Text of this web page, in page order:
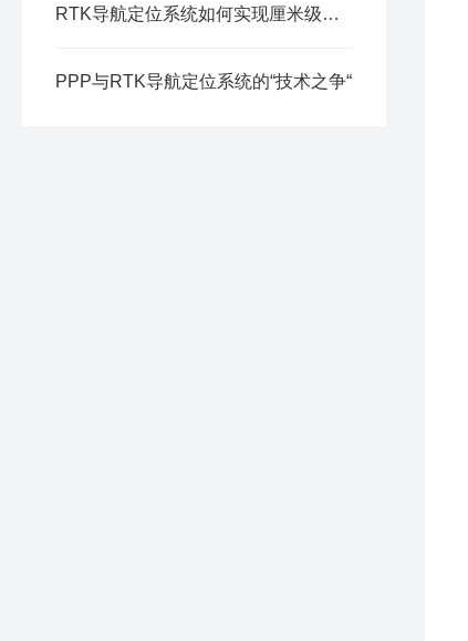
RTK导航定位系统如何实现厘米级定位？
PPP与RTK导航定位系统的“技术之争“